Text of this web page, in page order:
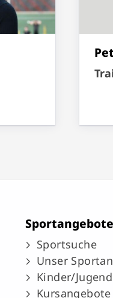
Sportsuche
Unser
Kinder/Jugend
Kursangebote